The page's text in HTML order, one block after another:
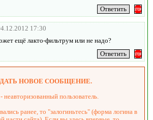
17:30
ещё лакто-фильтрум или не надо?
НОВОЕ СООБЩЕНИЕ.
пользователь.
ранее, то "залогиньтесь" (форма логина в